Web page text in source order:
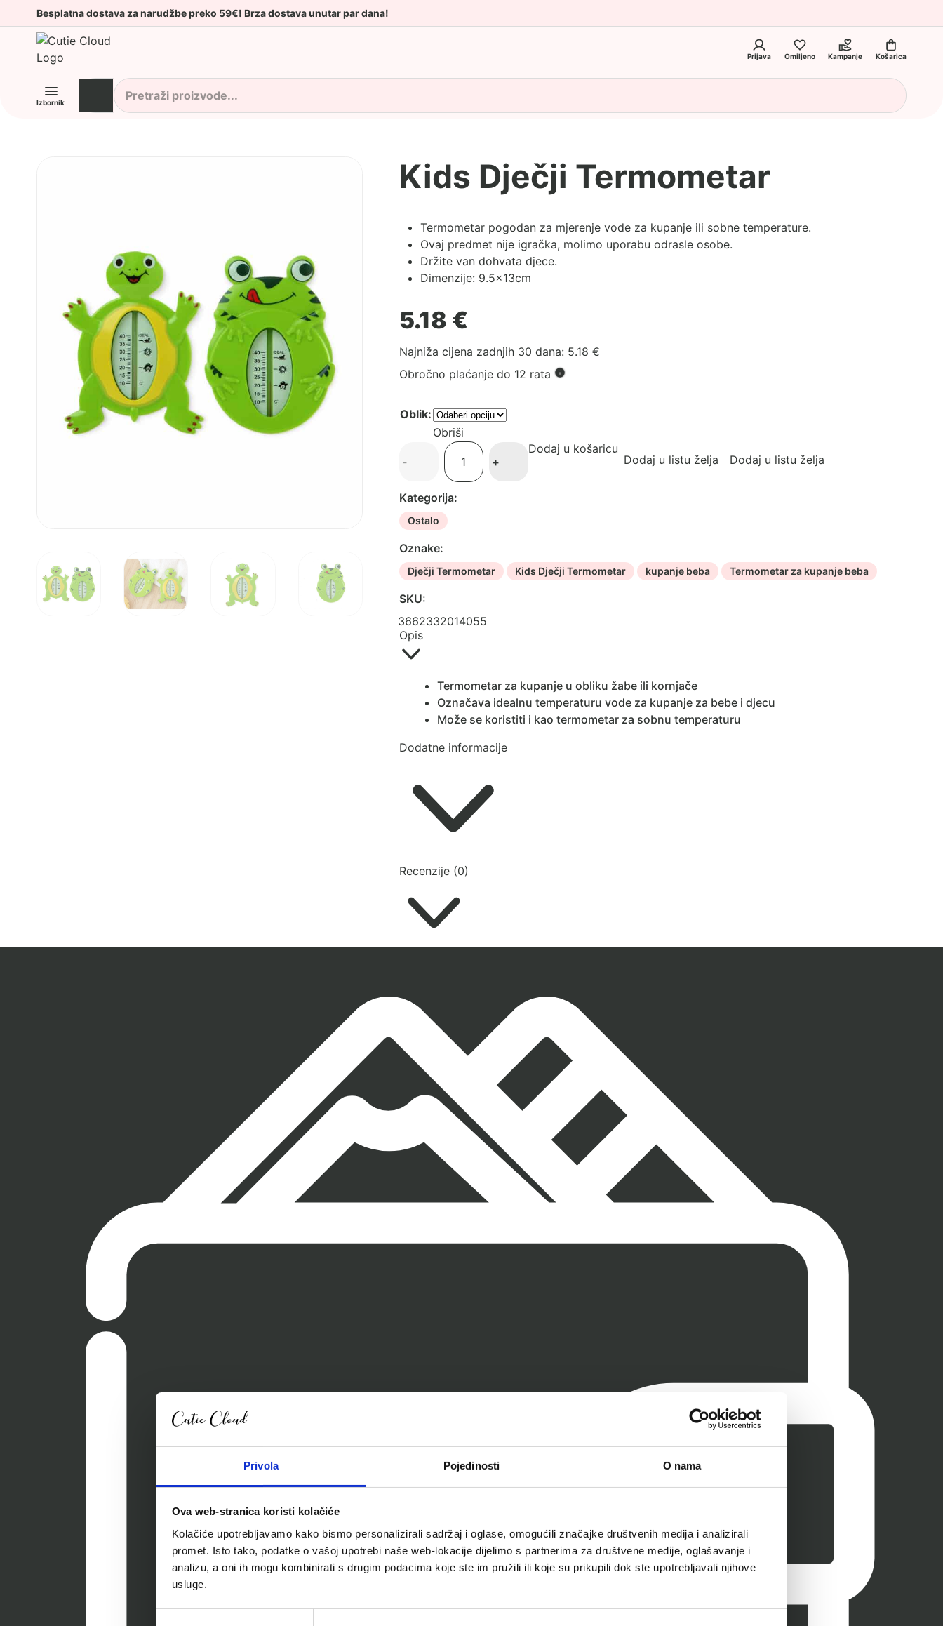
Privola Pojedinosti O nama
Ova web-stranica koristi kolačiće
Kolačiće upotrebljavamo kako bismo personalizirali sadržaj i oglase, omogućili značajke društvenih medija i analizirali
promet. Isto tako, podatke o vašoj upotrebi naše web-lokacije dijelimo s partnerima za društvene medije, oglašavanje i
analizu, a oni ih mogu kombinirati s drugim podacima koje ste im pružili ili koje su prikupili dok ste upotrebljavali njihove
usluge.
Besplatna dostava za narudžbe preko 59€! Brza dostava unutar par dana!
Prijava Omiljeno Kampanje Košarica
Izbornik
Kids Dječji Termometar
Termometar pogodan za mjerenje vode za kupanje ili sobne temperature.
Ovaj predmet nije igračka, molimo uporabu odrasle osobe.
Držite van dohvata djece.
Dimenzije: 9.5x13cm
5.18 €
Najniža cijena zadnjih 30 dana: 5.18 €
Obročno plaćanje do 12 rata
Oblik:
Obriši
Dječji
Termometar
količina
- +
Dodaj u košaricu
Dodaj u listu želja
Dodaj u listu želja
Kategorija:
Ostalo
Oznake:
Dječji Termometar Kids Dječji Termometar kupanje beba Termometar za kupanje beba
SKU:
3662332014055
Opis
Termometar za kupanje u obliku žabe ili kornjače
Označava idealnu temperaturu vode za kupanje za bebe i djecu
Može se koristiti i kao termometar za sobnu temperaturu
Dodatne informacije
Recenzije (0)